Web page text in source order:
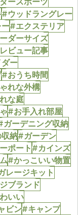
#ウッドラングレー
#エクステリア
ダーサイズ
ビュー記事
ー
#おうち時間
れな外構
な庭
#お手入れ部屋
ガーデニング収納
納#ガーデン
ポート#カインズ
#かっこいい物置
レージキット
ブランド
いい
ビン#キャンプ